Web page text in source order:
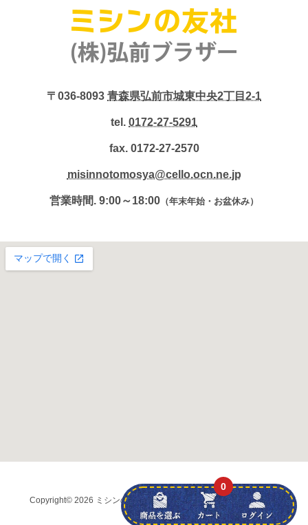
〒036-8093 青森県弘前市城東中央2丁目2-1
tel. 0172-27-5291
fax. 0172-27-2570
misinnotomosya@cello.ocn.ne.jp
営業時間. 9:00～18:00 （年末年始・お盆休み）
Copyright© 2026 ミシンの友社 (株)弘前ブラザーall rights reserved.
0